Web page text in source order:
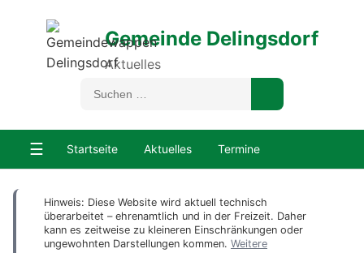
Gemeinde Delingsdorf
Aktuelles
☰ Startseite Aktuelles Termine
Hinweis: Diese Website wird aktuell technisch
überarbeitet – ehrenamtlich und in der Freizeit. Daher
kann es zeitweise zu kleineren Einschränkungen oder
ungewohnten Darstellungen kommen. Weitere